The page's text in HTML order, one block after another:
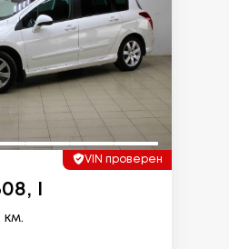
VIN проверен
I
км.